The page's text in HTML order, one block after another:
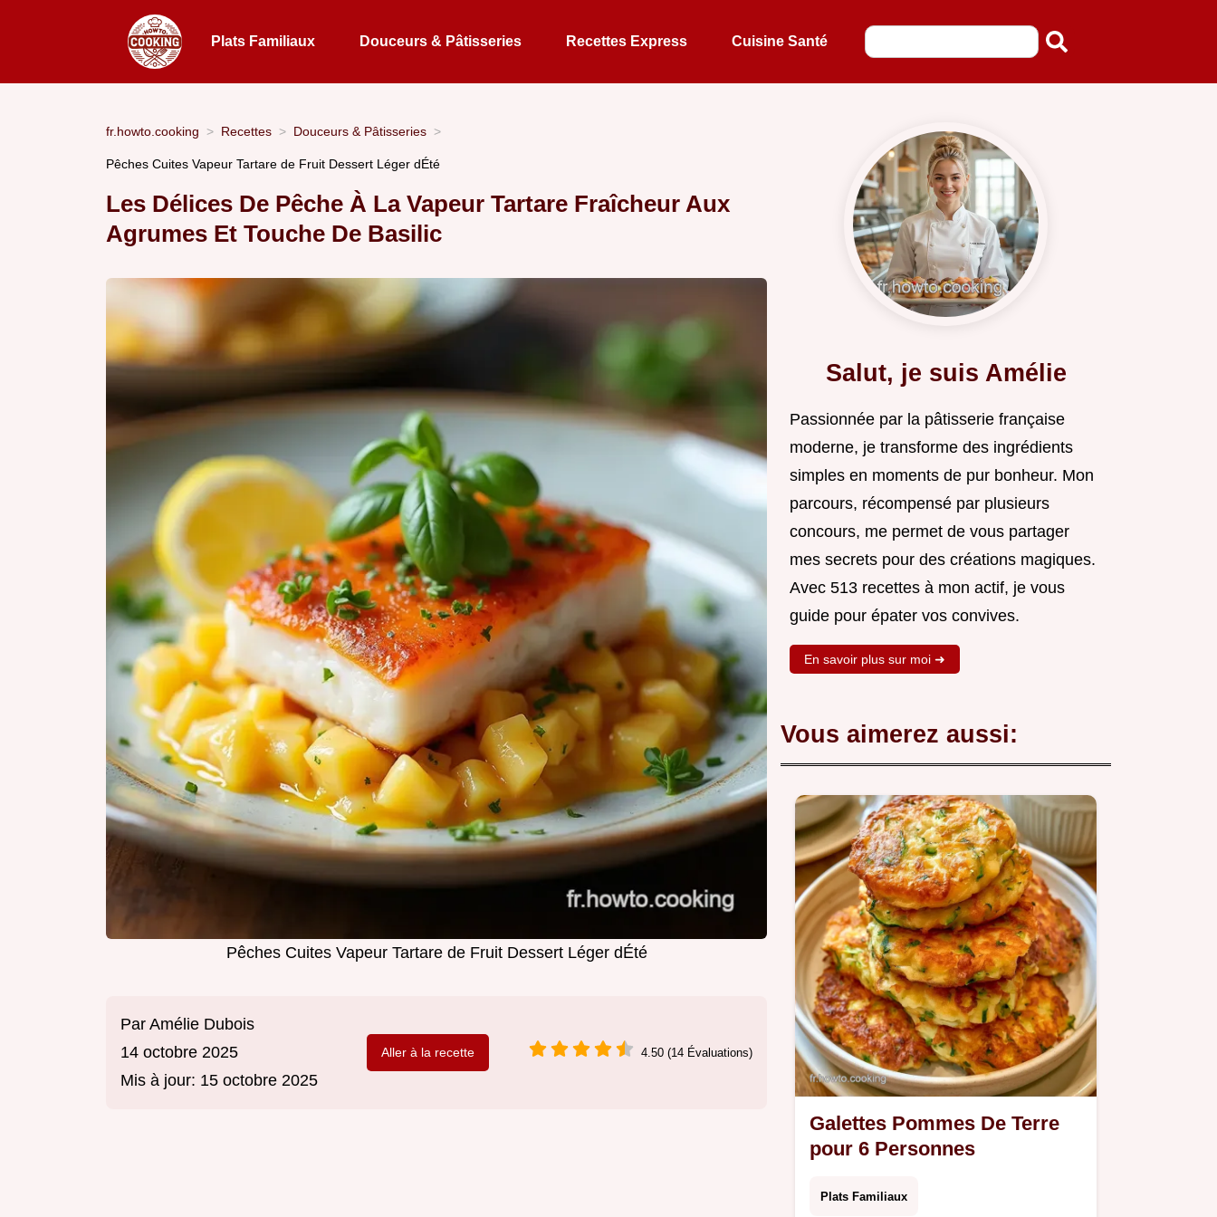
Plats Familiaux Douceurs & Pâtisseries Recettes Express Cuisine Santé
fr.howto.cooking Recettes Douceurs & Pâtisseries
Pêches Cuites Vapeur Tartare de Fruit Dessert Léger dÉté
Les Délices De Pêche À La Vapeur Tartare Fraîcheur Aux
Agrumes Et Touche De Basilic
Pêches Cuites Vapeur Tartare de Fruit Dessert Léger dÉté
Par Amélie Dubois
14 octobre 2025
Mis à jour: 15 octobre 2025
Aller à la recette 4.50 (14 Évaluations)
Salut, je suis Amélie
Passionnée par la pâtisserie française
moderne, je transforme des ingrédients
simples en moments de pur bonheur. Mon
parcours, récompensé par plusieurs
concours, me permet de vous partager
mes secrets pour des créations magiques.
Avec 513 recettes à mon actif, je vous
guide pour épater vos convives.
En savoir plus sur moi ➜
Vous aimerez aussi:
Galettes Pommes De Terre
pour 6 Personnes
Plats Familiaux